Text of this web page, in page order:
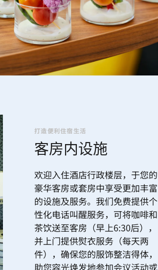
打造便利住宿生活
客房内设施
欢迎入住酒店行政楼层，于您的
豪华客房或套房中享受更加丰富
的设施及服务。我们免费提供个
性化电话叫醒服务，可将咖啡和
茶饮送至客房（早上6:30后），
并上门提供熨衣服务（每天两
件），确保您的服饰整洁得体，
助您容光焕发地参加会议活动或